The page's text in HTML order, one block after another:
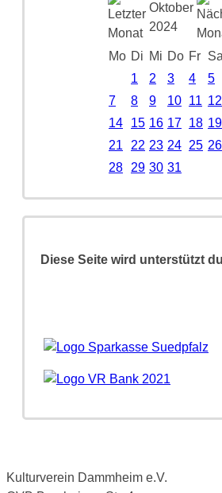
Oktober
2024
Mo Di Mi Do Fr Sa
1
2 3 4 5
7
8 9 10 11 12
14
15 16 17 18 19
21
22 23 24 25 26
28
29 30 31
Diese Seite wird unterstützt
Kulturverein Dammheim e.V.